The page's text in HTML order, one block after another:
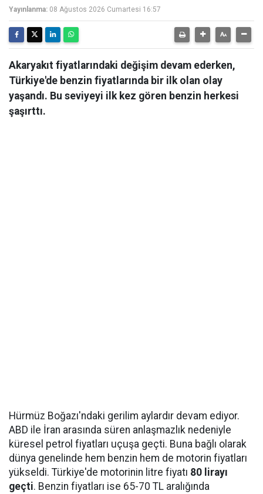
Yayınlanma: 08 Ağustos 2026 Cumartesi 16:57
Akaryakıt fiyatlarındaki değişim devam ederken,
Türkiye'de benzin fiyatlarında bir ilk olan olay
yaşandı. Bu seviyeyi ilk kez gören benzin herkesi
şaşırttı.
Hürmüz Boğazı'ndaki gerilim aylardır devam ediyor.
ABD ile İran arasında süren anlaşmazlık nedeniyle
küresel petrol fiyatları uçuşa geçti. Buna bağlı olarak
dünya genelinde hem benzin hem de motorin fiyatları
yükseldi. Türkiye'de motorinin litre fiyatı 80 lirayı
geçti. Benzin fiyatları ise 65-70 TL aralığında